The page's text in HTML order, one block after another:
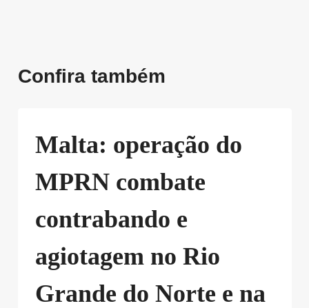
Confira também
Malta: operação do
MPRN combate
contrabando e
agiotagem no Rio
Grande do Norte e na